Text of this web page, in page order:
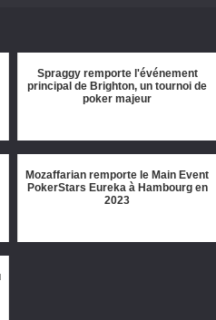
Spraggy remporte l'événement
principal de Brighton, un tournoi de
poker majeur
Mozaffarian remporte le Main Event
PokerStars Eureka à Hambourg en
2023